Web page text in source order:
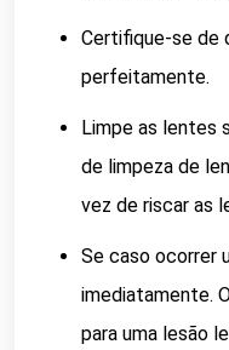
Certifique-se de
perfeitamente.
Limpe as lentes
de limpeza de
vez de riscar as
Se caso ocorrer
imediatamente.
para uma lesão